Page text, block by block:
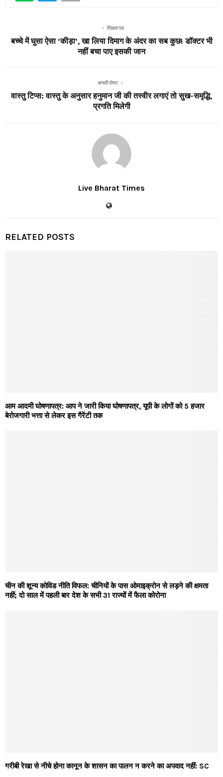
पिछला पद
बच्चे में घुसा ऐसा ‘कीड़ा’, खा लिया दिमाग के अंदर का सब कुछ! डॉक्टर भी
नहीं बचा पाए इसकी जान
अगली पोस्ट
वास्तु टिप्स: वास्तु के अनुसार हनुमान जी की तस्वीर लगाएं तो सुख-समृद्धि,
प्रगति मिलेगी
Live Bharat Times
RELATED POSTS
आम आदमी घोषणापत्र: आप ने जारी किया घोषणापत्र, यूपी के लोगों को 5 हजार
बेरोजगारी भत्ता से लेकर इस गैरेंटी तक
चीन की शून्य कोविड नीति विफल: चीनियों के पास ओमाइक्रोन से लड़ने की क्षमता
नहीं; दो साल में पहली बार देश के सभी 31 राज्यों में फैला कोरोना
गरीबी रेखा से नीचे होना कानून के शासन का पालन न करने का अपवाद नहीं: SC